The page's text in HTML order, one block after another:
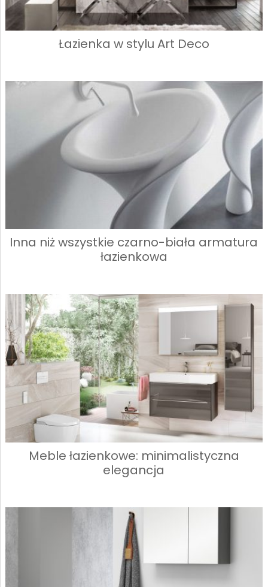
Łazienka w stylu Art Deco
Inna niż wszystkie czarno-biała armatura
łazienkowa
Meble łazienkowe: minimalistyczna
elegancja